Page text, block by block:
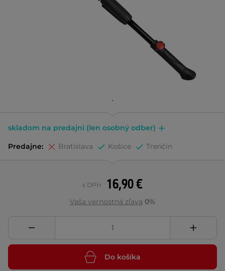
skladom na predajni (len osobný odber)
Predajne: Bratislava Košice Trenčín
16,90 €
s DPH
Vaša vernostná zľava 0%
Do košíka